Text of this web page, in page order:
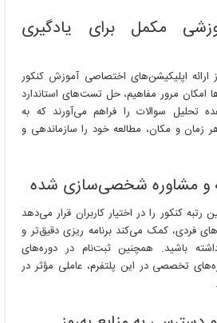
مکمل برای یادگیری
ارائه اپلیکیشن‌های اختصاصی آموزش کنکور
امکان مرور مفاهیم، حل تست‌های استاندارد
تحلیل سوالات را فراهم می‌آورند که به
و مکان، مطالعه خود را سازماندهی و
و مشاوره شخصی‌سازی شده
رتبه کنکور را در اختیار کاربران قرار می‌دهد
فردی، کمک می‌کند برنامه ریزی دقیق‌تر و
باشید. همچنین ثبت‌نام در دوره‌های
تخصصی در این پلتفرم، عاملی مؤثر در